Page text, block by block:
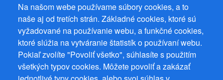
Na našom webe používame súbory cookies, a to
naše aj od tretích strán. Základné cookies, ktoré sú
vyžadované na používanie webu, a funkčné cookies,
ktoré slúžia na vytváranie štatistík o používaní webu.
Pokiaľ zvolíte "Povoliť všetko", súhlasíte s použitím
všetkých typov cookies. Môžete povoliť a zakázať
Prevádzkovateľ: Mgr. Bc. Žaneta Radimecká, MBA, Ostrov 256, 561
22 Ostrov, IČ 08993033, DIČ CZ9161263958
© 2026
PuzzleWebs s.r.o.